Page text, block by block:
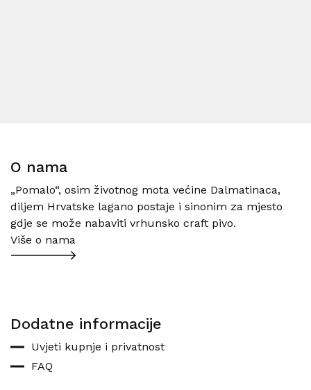
O nama
„Pomalo“, osim životnog mota većine Dalmatinaca,
diljem Hrvatske lagano postaje i sinonim za mjesto
gdje se može nabaviti vrhunsko craft pivo.
Više o nama
Dodatne informacije
Uvjeti kupnje i privatnost
FAQ